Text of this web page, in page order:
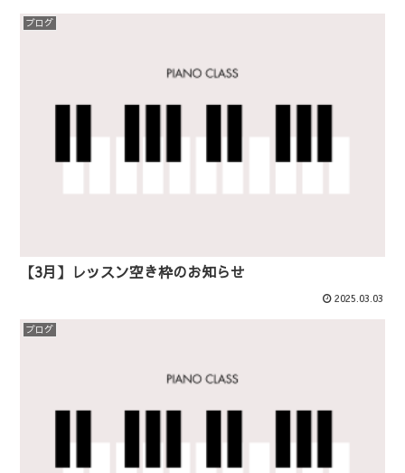
ブログ
【3月】レッスン空き枠のお知らせ
2025.03.03
ブログ